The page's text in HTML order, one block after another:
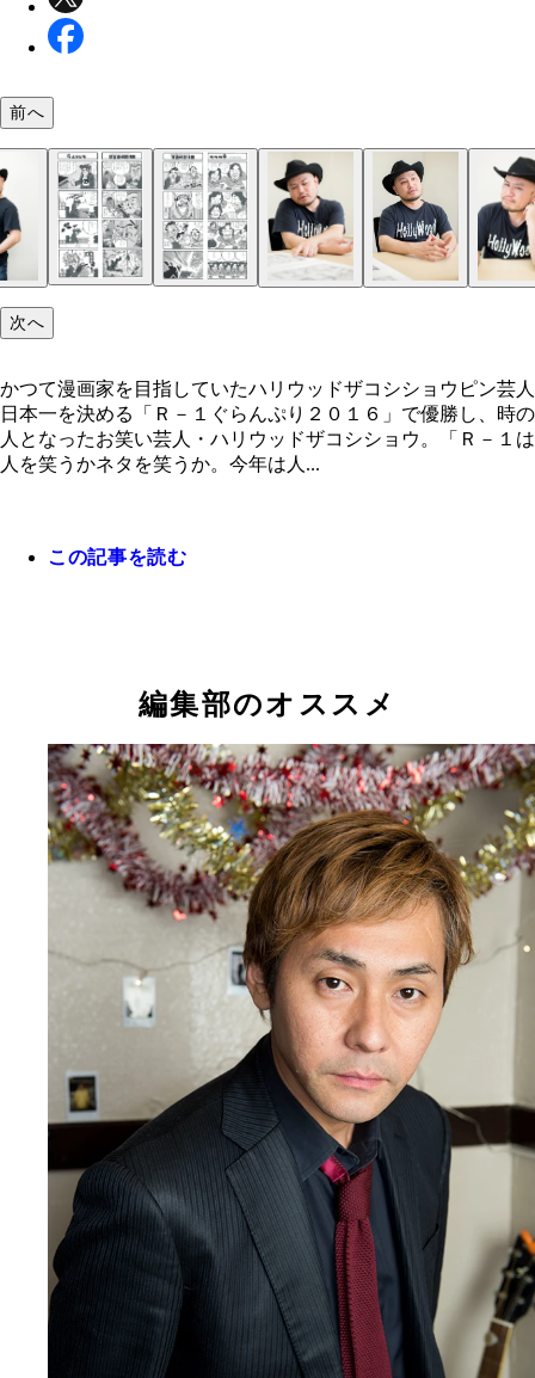
前へ
次へ
かつて漫画家を目指していたハリウッドザコシショウピン芸人
日本一を決める「Ｒ－１ぐらんぷり２０１６」で優勝し、時の
人となったお笑い芸人・ハリウッドザコシショウ。「Ｒ－１は
人を笑うかネタを笑うか。今年は人...
この記事を読む
編集部のオススメ